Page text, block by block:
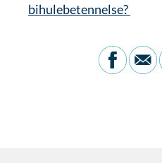
bihulebetennelse?